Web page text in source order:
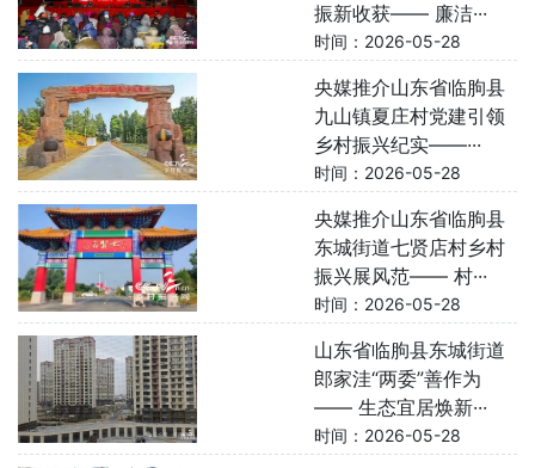
振新收获—— 廉洁···
时间：2026-05-28
央媒推介山东省临朐县
九山镇夏庄村党建引领
乡村振兴纪实——···
时间：2026-05-28
央媒推介山东省临朐县
东城街道七贤店村乡村
振兴展风范—— 村···
时间：2026-05-28
山东省临朐县东城街道
郎家洼“两委”善作为
—— 生态宜居焕新···
时间：2026-05-28